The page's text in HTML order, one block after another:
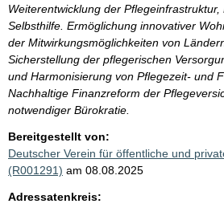
Weiterentwicklung der
Selbsthilfe. Ermöglichung innovativer
der Mitwirkungsmöglichkeiten von
Sicherstellung der pflegerischen
und Harmonisierung von Pflegezeit- und
Nachhaltige Finanzreform der
notwendiger Bürokratie.
Bereitgestellt von:
Deutscher Verein für öffentliche und
(R001291) am 08.08.2025
Adressatenkreis: